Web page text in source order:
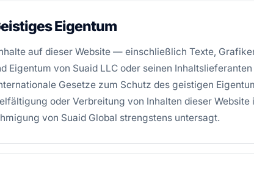
Eigentum
auf dieser Website — einschließlich Texte,
Eigentum von Suaid LLC oder seinen
Gesetze zum Schutz des geistigen
oder Verbreitung von Inhalten dieser
von Suaid Global strengstens untersagt.